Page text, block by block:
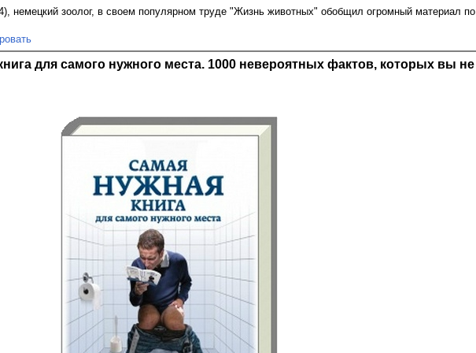
немецкий зоолог, в своем популярном труде "Жизнь животных" обобщил огромный материал по
для самого нужного места. 1000 невероятных фактов, которых вы не